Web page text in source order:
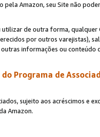
Amazon, seu Site não
utilizar de outra forma,
por outros varejistas),
informações ou
Programa de
sujeito aos acréscimos e
Amazon.